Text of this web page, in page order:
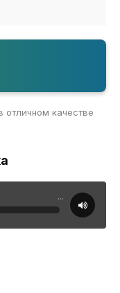
отличном качестве
...